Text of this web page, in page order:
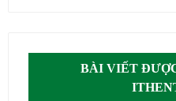
BÀI VIẾT